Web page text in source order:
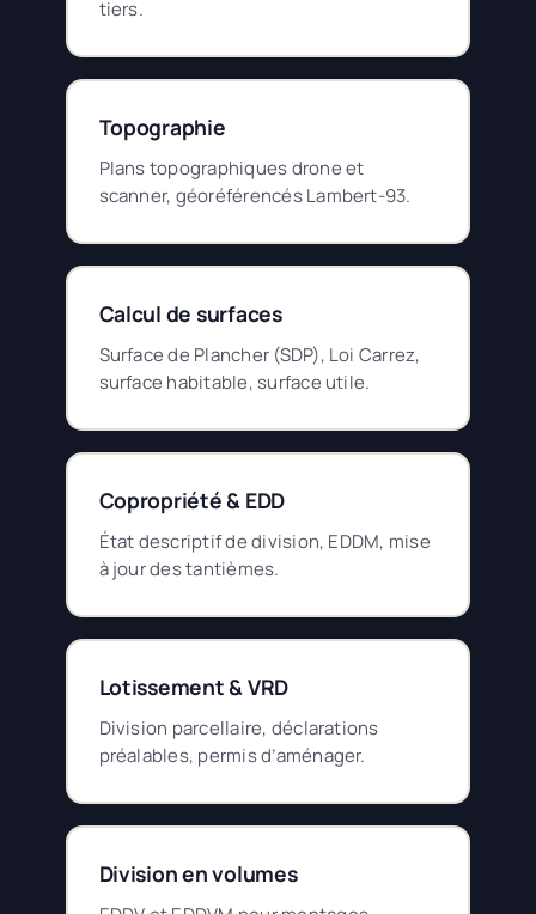
tiers.
Topographie
Plans topographiques drone et
scanner, géoréférencés Lambert-93.
Calcul de surfaces
Surface de Plancher (SDP), Loi Carrez,
surface habitable, surface utile.
Copropriété & EDD
État descriptif de division, EDDM, mise
à jour des tantièmes.
Lotissement & VRD
Division parcellaire, déclarations
préalables, permis d’aménager.
Division en volumes